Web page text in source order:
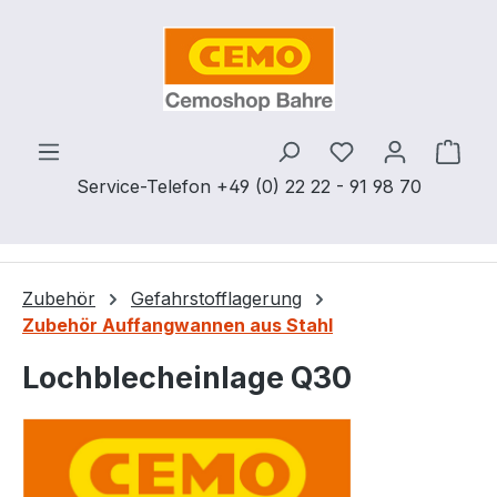
Zum Hauptinhalt springen
Service-Telefon +49 (0) 22 22 - 91 98 70
Du hast 0
Zubehör
Gefahrstofflagerung
Zubehör Auffangwannen aus Stahl
Lochblecheinlage Q30